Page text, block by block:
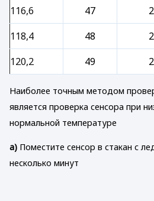
116,6
47
118,4
48
120,2
49
Наиболее точным методом
является проверка сенсора при
нормальной температуре
a) Поместите сенсор в стакан с
несколько минут